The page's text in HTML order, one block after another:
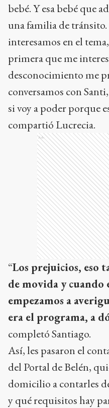
bebé. Y esa bebé que
una familia de
interesamos en el
primera que me
desconocimiento me
conversamos con
si voy a poder porque
compartió Lucrecia.
Ads
“Los prejuicios, eso
de movida y
empezamos a
era el programa, a
completó Santiago.
Así, les pasaron el
del Portal de Belén,
domicilio a contarles
y qué requisitos hay